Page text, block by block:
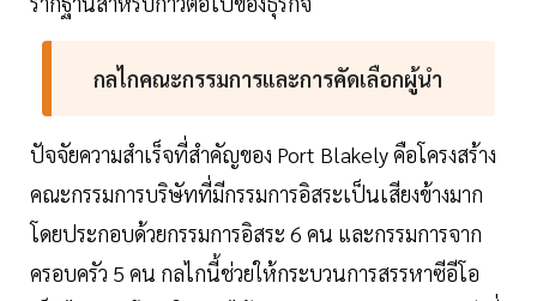
กลไกคณะกรรมการและการคัดเลือกผู้นำ
ปัจจัยความสำเร็จที่สำคัญของ Port Blakely คือโครงสร้าง
คณะกรรมการบริษัทที่มีกรรมการอิสระเป็นเสียงข้างมาก
โดยประกอบด้วยกรรมการอิสระ 6 คน และกรรมการจาก
ครอบครัว 5 คน กลไกนี้ช่วยให้กระบวนการสรรหาซีอีโอ